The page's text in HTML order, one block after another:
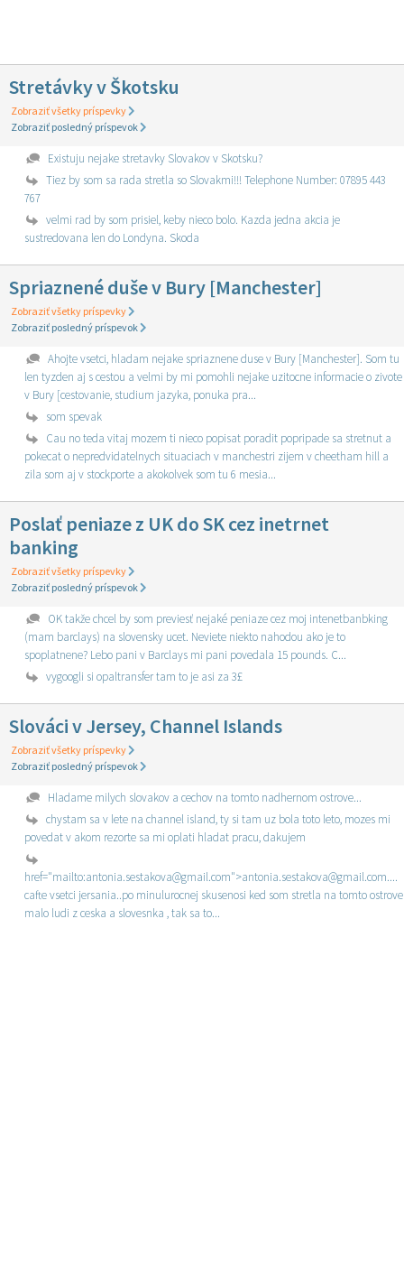
Stretávky v Škotsku
Zobraziť všetky príspevky
Zobraziť posledný príspevok
Existuju nejake stretavky Slovakov v Skotsku?
Tiez by som sa rada stretla so Slovakmi!!! Telephone Number: 07895 443
767
velmi rad by som prisiel, keby nieco bolo. Kazda jedna akcia je
sustredovana len do Londyna. Skoda
Spriaznené duše v Bury [Manchester]
Zobraziť všetky príspevky
Zobraziť posledný príspevok
Ahojte vsetci, hladam nejake spriaznene duse v Bury [Manchester]. Som tu
len tyzden aj s cestou a velmi by mi pomohli nejake uzitocne informacie o zivote
v Bury [cestovanie, studium jazyka, ponuka pra...
som spevak
Cau no teda vitaj mozem ti nieco popisat poradit popripade sa stretnut a
pokecat o nepredvidatelnych situaciach v manchestri zijem v cheetham hill a
zila som aj v stockporte a akokolvek som tu 6 mesia...
Poslať peniaze z UK do SK cez inetrnet
banking
Zobraziť všetky príspevky
Zobraziť posledný príspevok
OK takže chcel by som previesť nejaké peniaze cez moj intenetbanbking
(mam barclays) na slovensky ucet. Neviete niekto nahodou ako je to
spoplatnene? Lebo pani v Barclays mi pani povedala 15 pounds. C...
vygoogli si opaltransfer tam to je asi za 3£
Slováci v Jersey, Channel Islands
Zobraziť všetky príspevky
Zobraziť posledný príspevok
Hladame milych slovakov a cechov na tomto nadhernom ostrove...
chystam sa v lete na channel island, ty si tam uz bola toto leto, mozes mi
povedat v akom rezorte sa mi oplati hladat pracu, dakujem
href="mailto:antonia.sestakova@gmail.com">antonia.sestakova@gmail.com....
cafte vsetci jersania..po minulurocnej skusenosi ked som stretla na tomto ostrove
malo ludi z ceska a slovesnka , tak sa to...